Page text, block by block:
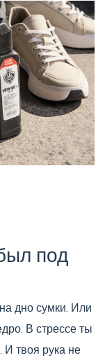
под
дно сумки. Или
В стрессе ты
И твоя рука не